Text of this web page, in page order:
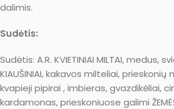
dalimis.
Sudėtis:
Sudėtis: A.R. KVIETINIAI MILTAI, medus,
KIAUŠINIAI, kakavos milteliai,
kvapieji pipirai , imbieras, gvazdikėliai,
kardamonas, prieskoniuose galimi